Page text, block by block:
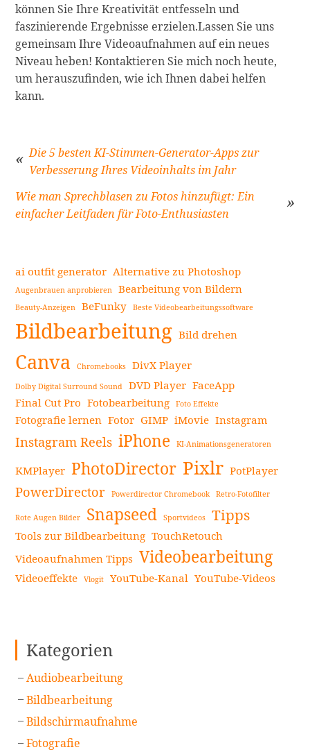
können Sie Ihre Kreativität entfesseln und
faszinierende Ergebnisse erzielen.Lassen Sie uns
gemeinsam Ihre Videoaufnahmen auf ein neues
Niveau heben! Kontaktieren Sie mich noch heute,
um herauszufinden, wie ich Ihnen dabei helfen
kann.
Beitragsnavigation
Die 5 besten KI-Stimmen-Generator-Apps zur
Verbesserung Ihres Videoinhalts im Jahr
Wie man Sprechblasen zu Fotos hinzufügt: Ein
einfacher Leitfaden für Foto-Enthusiasten
Seitenleiste
ai outfit generator Alternative zu Photoshop
Augenbrauen anprobieren Bearbeitung von Bildern
Beauty-Anzeigen BeFunky Beste Videobearbeitungssoftware
Bildbearbeitung Bild drehen
Canva Chromebooks DivX Player
Dolby Digital Surround Sound DVD Player FaceApp
Final Cut Pro Fotobearbeitung Foto Effekte
Fotografie lernen Fotor GIMP iMovie Instagram
Instagram Reels iPhone KI-Animationsgeneratoren
KMPlayer PhotoDirector Pixlr PotPlayer
PowerDirector Powerdirector Chromebook Retro-Fotofilter
Rote Augen Bilder Snapseed Sportvideos Tipps
Tools zur Bildbearbeitung TouchRetouch
Videoaufnahmen Tipps Videobearbeitung
Videoeffekte Vlogit YouTube-Kanal YouTube-Videos
Kategorien
Audiobearbeitung
Bildbearbeitung
Bildschirmaufnahme
Fotografie